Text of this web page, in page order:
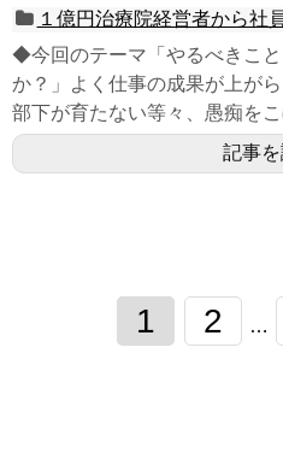
１億円治療院経営者から社
◆今回のテーマ「やるべきこ
か？」よく仕事の成果が上が
部下が育たない等々、愚痴を
記事
1 2 …